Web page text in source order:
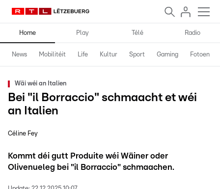
Home Play Télé Radio
News Mobilitéit Life Kultur Sport Gaming Fotoen
Wäi wéi an Italien
Bei "il Borraccio" schmaacht et wéi
an Italien
Céline Fey
Kommt déi gutt Produite wéi Wäiner oder
Olivenueleg bei "il Borraccio" schmaachen.